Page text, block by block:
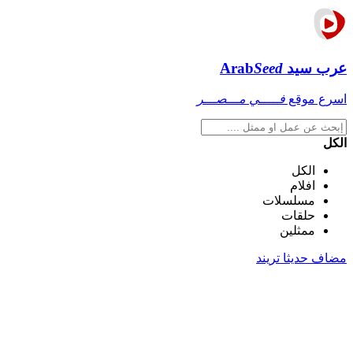
عرب سيد ArabSeed
اسرع موقع فـــــي مـــصـــر
الكل
الكل
افلام
مسلسلات
حلقات
ممثلين
مضاف حديثا تريند